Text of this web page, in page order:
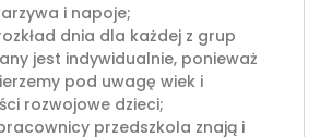
i napoje;
dnia dla każdej z grup
jest indywidualnie, ponieważ
pod uwagę wiek i
rozwojowe dzieci;
przedszkola znają i